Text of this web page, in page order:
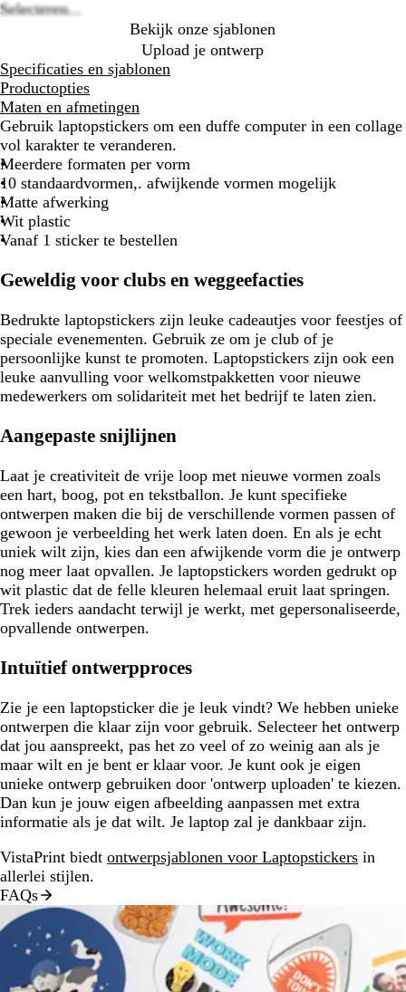
Selecteren...
Bekijk onze sjablonen
Upload je ontwerp
Specificaties en sjablonen
Productopties
Maten en afmetingen
Gebruik laptopstickers om een duffe computer in een collage
vol karakter te veranderen.
Meerdere formaten per vorm
10 standaardvormen,. afwijkende vormen mogelijk
Matte afwerking
Wit plastic
Vanaf 1 sticker te bestellen
Geweldig voor clubs en weggeefacties
Bedrukte laptopstickers zijn leuke cadeautjes voor feestjes of
speciale evenementen. Gebruik ze om je club of je
persoonlijke kunst te promoten. Laptopstickers zijn ook een
leuke aanvulling voor welkomstpakketten voor nieuwe
medewerkers om solidariteit met het bedrijf te laten zien.
Aangepaste snijlijnen
Laat je creativiteit de vrije loop met nieuwe vormen zoals
een hart, boog, pot en tekstballon. Je kunt specifieke
ontwerpen maken die bij de verschillende vormen passen of
gewoon je verbeelding het werk laten doen. En als je echt
uniek wilt zijn, kies dan een afwijkende vorm die je ontwerp
nog meer laat opvallen. Je laptopstickers worden gedrukt op
wit plastic dat de felle kleuren helemaal eruit laat springen.
Trek ieders aandacht terwijl je werkt, met gepersonaliseerde,
opvallende ontwerpen.
Intuïtief ontwerpproces
Zie je een laptopsticker die je leuk vindt? We hebben unieke
ontwerpen die klaar zijn voor gebruik. Selecteer het ontwerp
dat jou aanspreekt, pas het zo veel of zo weinig aan als je
maar wilt en je bent er klaar voor. Je kunt ook je eigen
unieke ontwerp gebruiken door 'ontwerp uploaden' te kiezen.
Dan kun je jouw eigen afbeelding aanpassen met extra
informatie als je dat wilt. Je laptop zal je dankbaar zijn.
VistaPrint biedt ontwerpsjablonen voor Laptopstickers in
allerlei stijlen.
FAQs